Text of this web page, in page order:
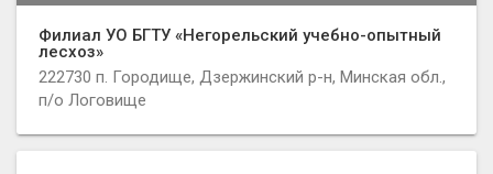
Филиал УО БГТУ «Негорельский учебно-опытный
лесхоз»
222730 п. Городище, Дзержинский р-н, Минская обл.,
п/о Логовище